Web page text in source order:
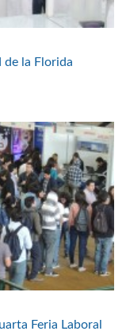
de la Florida
Feria Laboral